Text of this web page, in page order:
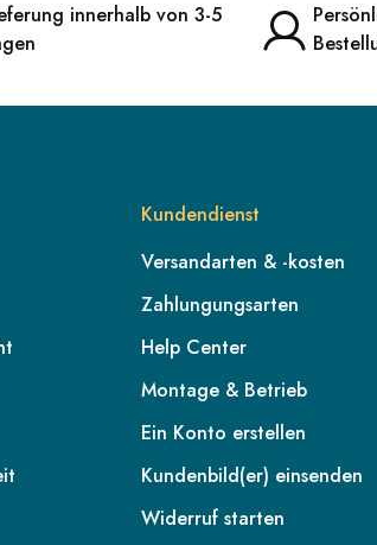
innerhalb von 3-5
Kundendienst
Versandarten & -kosten
Zahlungungsarten
Help Center
Montage & Betrieb
Ein Konto erstellen
Kundenbild(er) einsenden
Widerruf starten